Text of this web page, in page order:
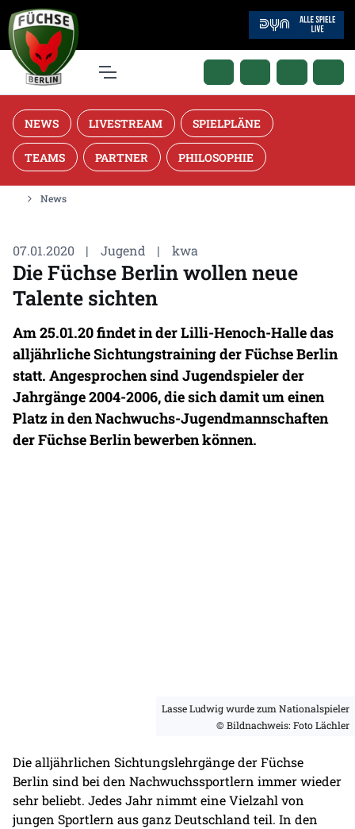
NEWS LIVESTREAM SPIELPLÄNE
TEAMS PARTNER PHILOSOPHIE
News
07.01.2020 | Jugend | kwa
Die Füchse Berlin wollen neue
Talente sichten
Am 25.01.20 findet in der Lilli-Henoch-Halle das
alljährliche Sichtungstraining der Füchse Berlin
statt. Angesprochen sind Jugendspieler der
Jahrgänge 2004-2006, die sich damit um einen
Platz in den Nachwuchs-Jugendmannschaften
der Füchse Berlin bewerben können.
Lasse Ludwig wurde zum Nationalspieler
© Bildnachweis: Foto Lächler
Die alljährlichen Sichtungslehrgänge der Füchse
Berlin sind bei den Nachwuchssportlern immer wieder
sehr beliebt. Jedes Jahr nimmt eine Vielzahl von
jungen Sportlern aus ganz Deutschland teil. In den